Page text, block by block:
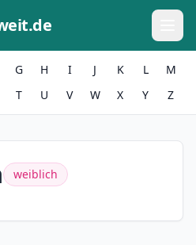
G H I J K L
M
T U V W X Y Z
weiblich